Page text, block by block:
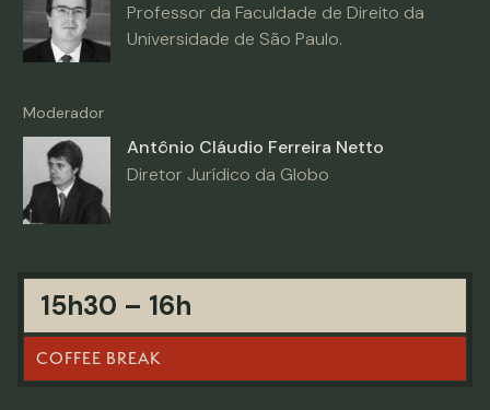
Professor da Faculdade de Direito da
Universidade de São Paulo.
Moderador
Antônio Cláudio Ferreira Netto
Diretor Jurídico da Globo
15h30 – 16h
COFFEE BREAK